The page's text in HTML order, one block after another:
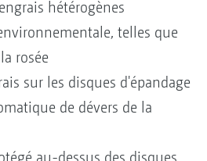
hétérogènes
telles que
rosée
sur les disques d'épandage
de dévers de la
au-dessus des disques